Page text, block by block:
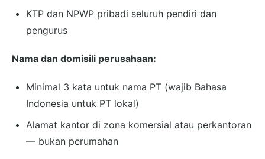
KTP dan NPWP pribadi seluruh pendiri dan
pengurus
Nama dan domisili perusahaan:
Minimal 3 kata untuk nama PT (wajib Bahasa
Indonesia untuk PT lokal)
Alamat kantor di zona komersial atau perkantoran
— bukan perumahan